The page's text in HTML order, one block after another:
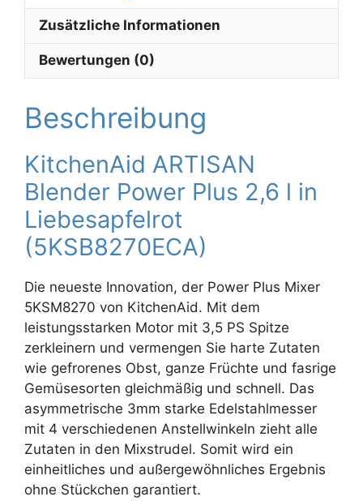
Zusätzliche Informationen
Bewertungen (0)
Beschreibung
KitchenAid ARTISAN
Blender Power Plus 2,6 l in
Liebesapfelrot
(5KSB8270ECA)
Die neueste Innovation, der Power Plus Mixer
5KSM8270 von KitchenAid. Mit dem
leistungsstarken Motor mit 3,5 PS Spitze
zerkleinern und vermengen Sie harte Zutaten
wie gefrorenes Obst, ganze Früchte und fasrige
Gemüsesorten gleichmäßig und schnell. Das
asymmetrische 3mm starke Edelstahlmesser
mit 4 verschiedenen Anstellwinkeln zieht alle
Zutaten in den Mixstrudel. Somit wird ein
einheitliches und außergewöhnliches Ergebnis
ohne Stückchen garantiert.